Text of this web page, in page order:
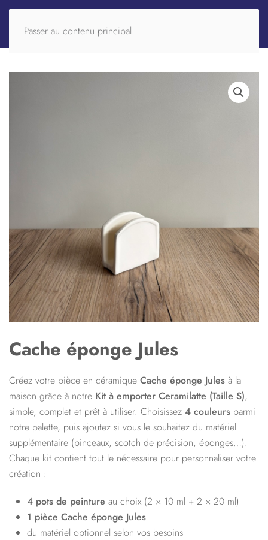
Passer au contenu principal
Cache éponge Jules
Créez votre pièce en céramique Cache éponge Jules à la
maison grâce à notre Kit à emporter Ceramilatte (Taille S),
simple, complet et prêt à utiliser. Choisissez 4 couleurs parmi
notre palette, puis ajoutez si vous le souhaitez du matériel
supplémentaire (pinceaux, scotch de précision, éponges…).
Chaque kit contient tout le nécessaire pour personnaliser votre
création :
4 pots de peinture au choix (2 × 10 ml + 2 × 20 ml)
1 pièce Cache éponge Jules
du matériel optionnel selon vos besoins